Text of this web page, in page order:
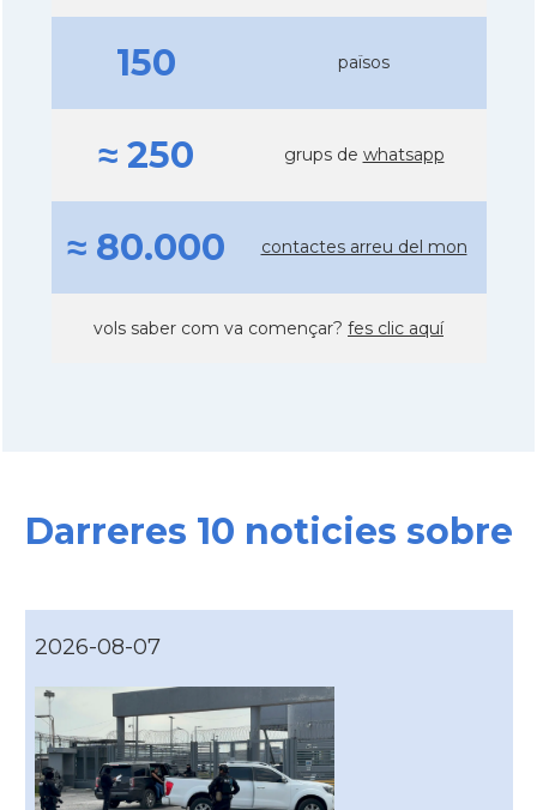
150 països
≈ 250 grups de whatsapp
≈ 80.000 contactes arreu del mon
vols saber com va començar? fes clic aquí
Darreres 10 noticies sobre
2026-08-07